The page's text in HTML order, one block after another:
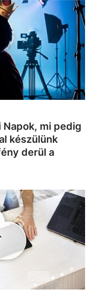
Napok, mi pedig
készülünk
derül a